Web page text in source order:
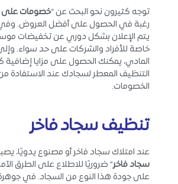
توجه كثيرون نحو البحث عن “خصومات على
رغبة في الحصول على أفضل العروض.
يتم الإعلان بشكل دوري عن تخفيضات
خاصة للأفراد والشركات على حد سواء.
المادي، يمكنك الحصول على مزايا إضافية
التنظيف المعطر لسجادك عند الاستفادة
الخصومات.
تنظيف سجاد فاخر
عند امتلاك سجاد فاخر أو مصنوع يدويًا،
سجاد فاخر” ضروريًا للاطلاع على الطرق
على جودة هذا النوع من السجاد. في